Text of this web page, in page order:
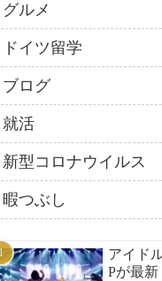
グルメ
ドイツ留学
ブログ
就活
新型コロナウイルス
暇つぶし
アイド
Pが最